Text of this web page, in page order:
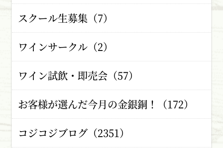
スクール生募集（7）
ワインサークル（2）
ワイン試飲・即売会（57）
お客様が選んだ今月の金銀銅！（172）
コジコジブログ（2351）